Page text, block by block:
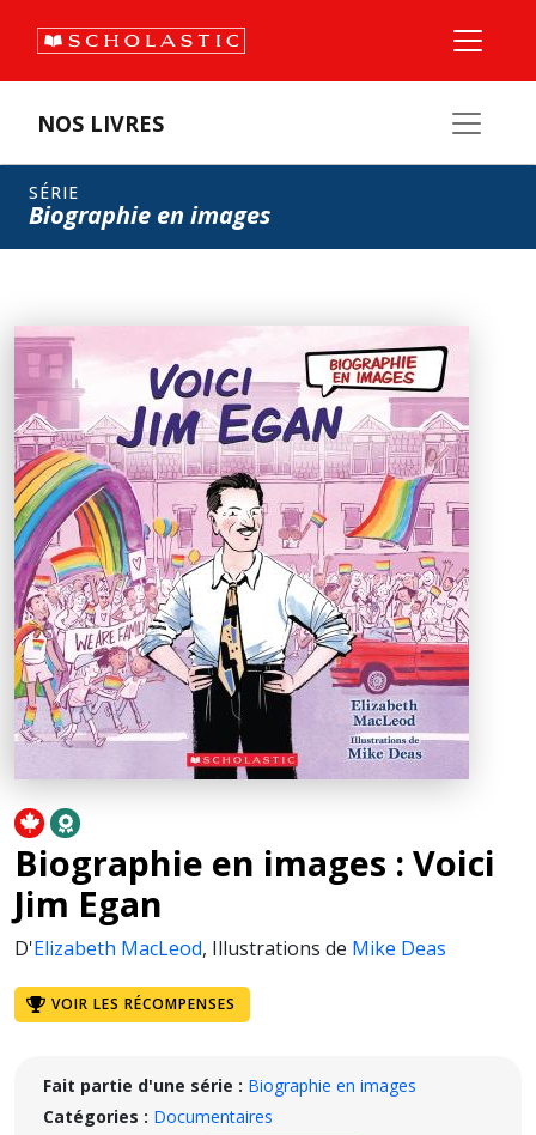
NOS LIVRES
SÉRIE
Biographie en images
Biographie en images : Voici
Jim Egan
D'Elizabeth MacLeod, Illustrations de Mike Deas
VOIR LES RÉCOMPENSES
Fait partie d'une série : Biographie en images
Catégories : Documentaires